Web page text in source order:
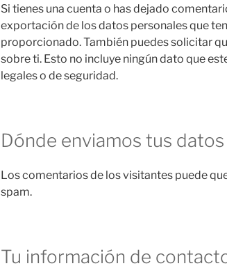
Si tienes una cuenta o has dejado
exportación de los datos personales que
proporcionado. También puedes solicitar
sobre ti. Esto no incluye ningún dato que
legales o de seguridad.
Dónde enviamos tus datos
Los comentarios de los visitantes puede
spam.
Tu información de